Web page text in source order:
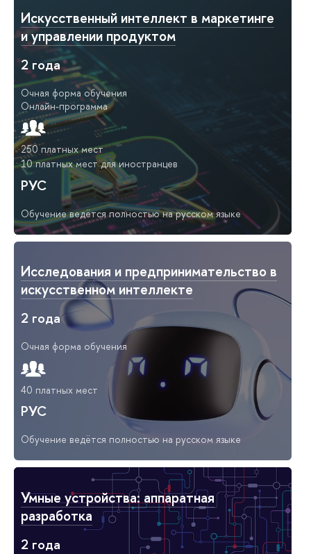
Искусственный интеллект в маркетинге
и управлении продуктом
2 года
Очная форма обучения
Онлайн-программа
250 платных мест
10 платных мест для иностранцев
РУС
Обучение ведётся полностью на русском языке
Исследования и предпринимательство в
искусственном интеллекте
2 года
Очная форма обучения
40 платных мест
РУС
Обучение ведётся полностью на русском языке
Умные устройства: аппаратная
разработка
2 года